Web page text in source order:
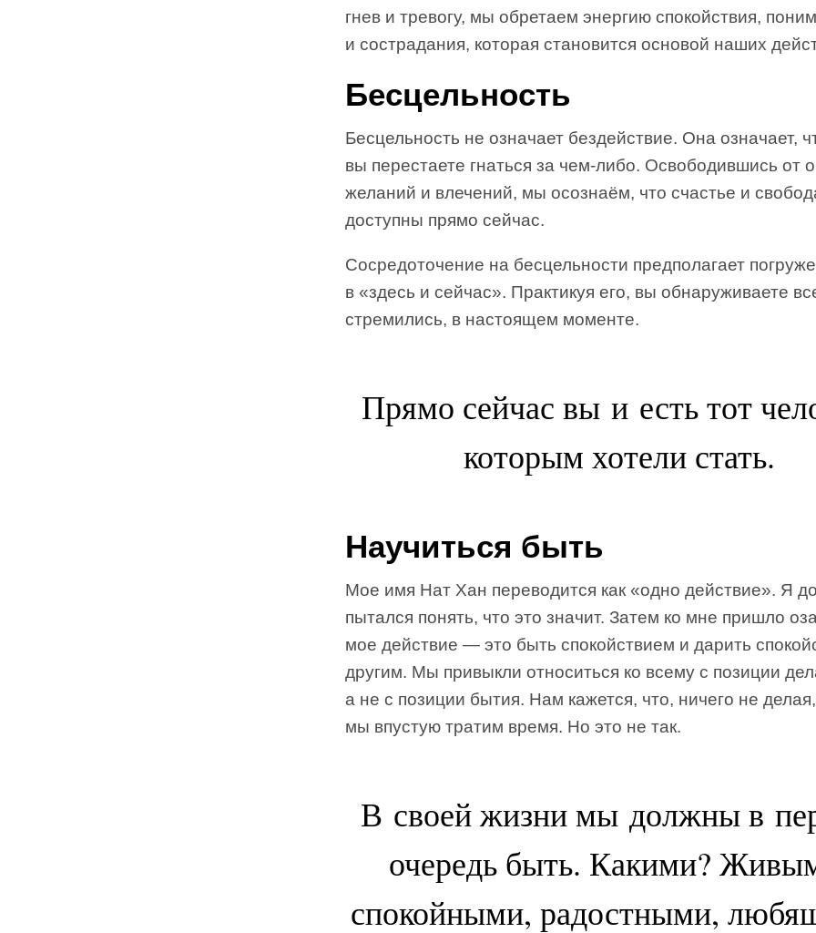
гнев и тревогу, мы обретаем энергию спокойствия,
и сострадания, которая становится основой наших
Бесцельность
Бесцельность не означает бездействие. Она означает,
вы перестаете гнаться за чем-либо. Освободившись от
желаний и влечений, мы осознаём, что счастье и
доступны прямо сейчас.
Сосредоточение на бесцельности предполагает
в «здесь и сейчас». Практикуя его, вы обнаруживаете
стремились, в настоящем моменте.
Прямо сейчас вы и есть тот
которым хотели стать.
Научиться быть
Мое имя Нат Хан переводится как «одно действие». Я
пытался понять, что это значит. Затем ко мне пришло
мое действие — это быть спокойствием и дарить
другим. Мы привыкли относиться ко всему с позиции
а не с позиции бытия. Нам кажется, что, ничего не делая,
мы впустую тратим время. Но это не так.
В своей жизни мы должны в
очередь быть. Какими?
спокойными, радостными,